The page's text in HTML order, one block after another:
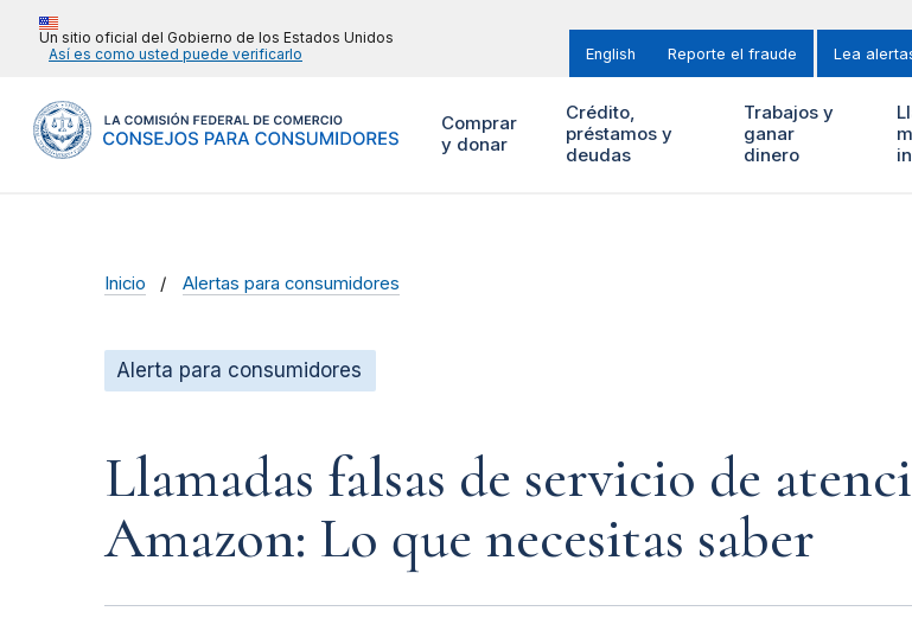
Un sitio oficial del Gobierno de los Estados Unidos
Así es como usted puede verificarlo
English Reporte el fraude Lea
Comprar
y donar
Crédito,
préstamos y
deudas
Trabajos y
ganar
dinero
Inicio Alertas para consumidores
Alerta para consumidores
Llamadas falsas de servicio de
Amazon: Lo que necesitas saber